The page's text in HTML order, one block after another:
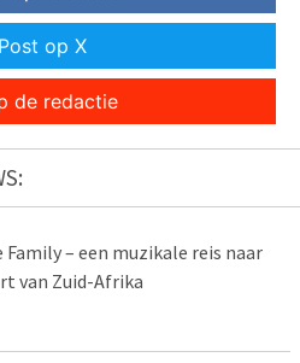
Post op X
de redactie
Family – een muzikale reis naar
van Zuid-Afrika